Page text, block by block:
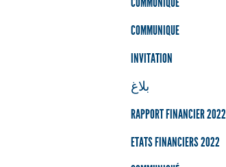
COMMUNIQUE
INVITATION
بلاغ
RAPPORT FINANCIER 2022
ETATS FINANCIERS 2022